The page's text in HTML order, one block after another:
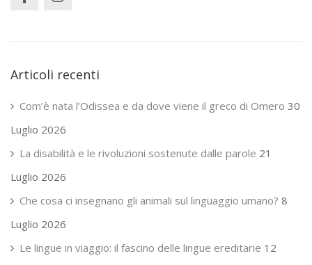
Articoli recenti
Com’è nata l’Odissea e da dove viene il greco di Omero 30
Luglio 2026
La disabilità e le rivoluzioni sostenute dalle parole 21
Luglio 2026
Che cosa ci insegnano gli animali sul linguaggio umano? 8
Luglio 2026
Le lingue in viaggio: il fascino delle lingue ereditarie 12